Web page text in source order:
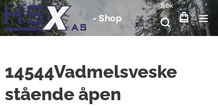
- Shop
Søk
14544Vadmelsveske
stående åpen